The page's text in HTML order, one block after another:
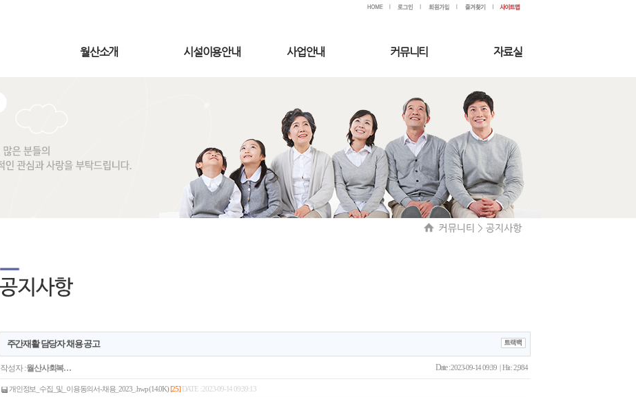
월산소개 시설이용안내 사업안내 커뮤니티 자료실
주간재활 담당자 채용 공고
작성자 :월산사회복… Date :2023-09-14 09:39 | Hit : 2,984
개인정보_수집_및_이용동의서-채용_2023_.hwp (14.0K)[25] DATE : 2023-09-14 09:39:13